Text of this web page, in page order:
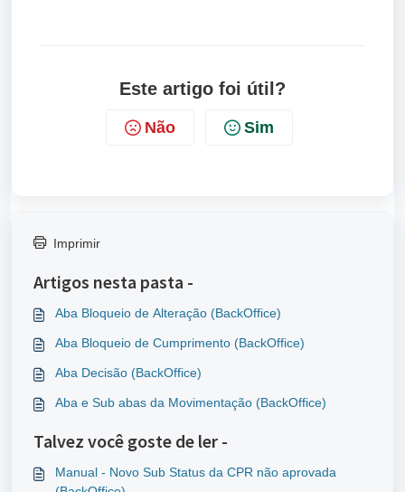
Este artigo foi útil?
Não Sim
Imprimir
Artigos nesta pasta -
Aba Bloqueio de Alteração (BackOffice)
Aba Bloqueio de Cumprimento (BackOffice)
Aba Decisão (BackOffice)
Aba e Sub abas da Movimentação (BackOffice)
Talvez você goste de ler -
Manual - Novo Sub Status da CPR não aprovada